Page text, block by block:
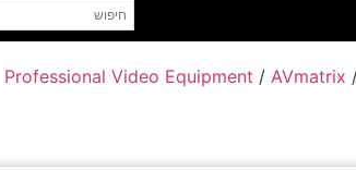
Professional Video Equipment / AVmatrix